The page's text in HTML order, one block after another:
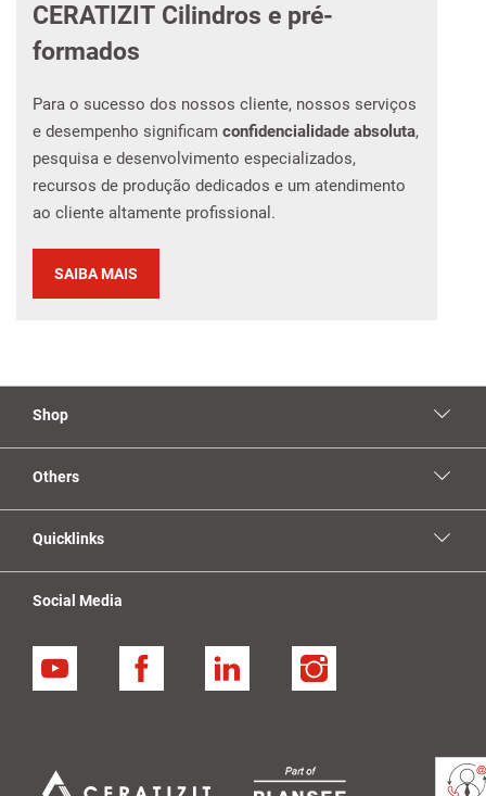
CERATIZIT Cilindros e pré-
formados
Para o sucesso dos nossos cliente, nossos serviços
e desempenho significam confidencialidade absoluta,
pesquisa e desenvolvimento especializados,
recursos de produção dedicados e um atendimento
ao cliente altamente profissional.
SAIBA MAIS
Shop
Others
Quicklinks
Social Media
YouTube Facebook Linkedin Instagram